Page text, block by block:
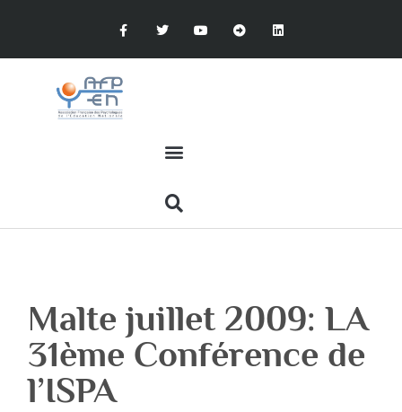
Malte juillet 2009: LA
31ème Conférence de
l’ISPA